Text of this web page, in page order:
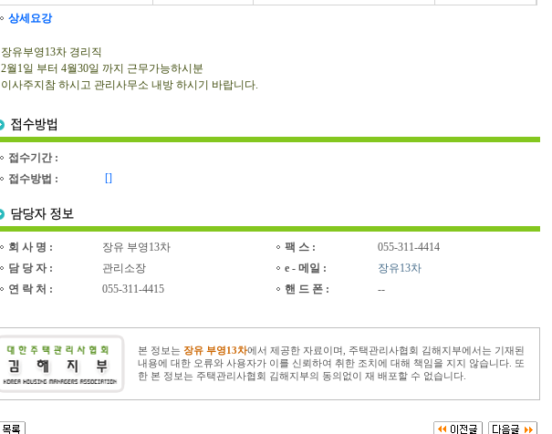
상세요강
장유부영13차 경리직
2월1일 부터 4월30일 까지 근무가능하시분
이사주지참 하시고 관리사무소 내방 하시기 바랍니다.
접수기간 :
접수방법 :
[]
회 사 명 : 장유 부영13차 팩 스 :
055-311-4414
담 당 자 :
관리소장 e - 메일 :
장유13차
연 락 처 :
055-311-4415 핸 드 폰 : --
본 정보는 장유 부영13차에서 제공한 자료이며, 주택관리사협회 김해지부에서는 기재된
내용에 대한 오류와 사용자가 이를 신뢰하여 취한 조치에 대해 책임을 지지 않습니다. 또
한 본 정보는 주택관리사협회 김해지부의 동의없이 재 배포할 수 없습니다.